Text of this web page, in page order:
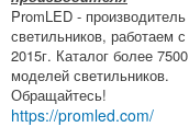
PromLED - производитель
светильников, работаем с
2015г. Каталог более 7500
моделей светильников.
Обращайтесь!
https://promled.com/